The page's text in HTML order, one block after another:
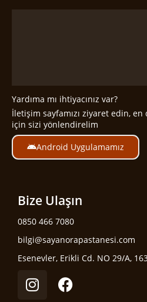
Yardıma mı ihtiyacınız var?
İletişim sayfamızı ziyaret edin, en
için sizi yönlendirelim
Android Uygulamamız
Bize Ulaşın
0850 466 7080
bilgi@sayanorapastanesi.com
Esenevler, Erikli Cd. NO 29/A,